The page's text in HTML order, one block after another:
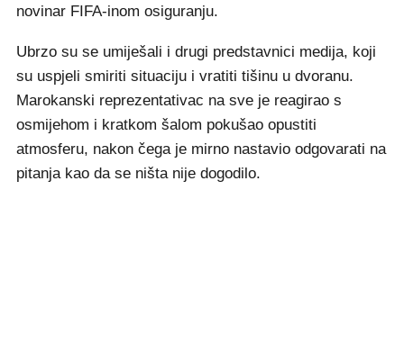
novinar FIFA-inom osiguranju.
Ubrzo su se umiješali i drugi predstavnici medija, koji
su uspjeli smiriti situaciju i vratiti tišinu u dvoranu.
Marokanski reprezentativac na sve je reagirao s
osmijehom i kratkom šalom pokušao opustiti
atmosferu, nakon čega je mirno nastavio odgovarati na
pitanja kao da se ništa nije dogodilo.